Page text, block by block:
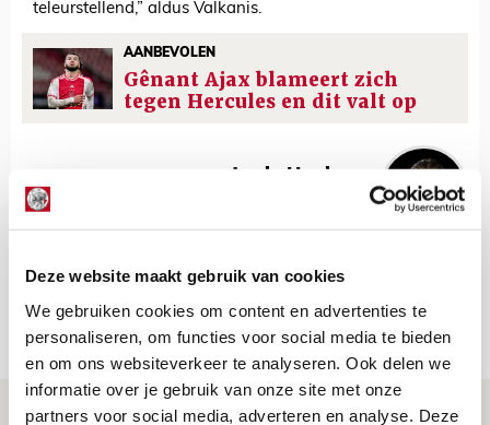
Deze website maakt gebruik van cookies
We gebruiken cookies om content en advertenties te
personaliseren, om functies voor social media te bieden
en om ons websiteverkeer te analyseren. Ook delen we
informatie over je gebruik van onze site met onze
partners voor social media, adverteren en analyse. Deze
teleurstellend,” aldus Valkanis.
AANBEVOLEN
Gênant Ajax blameert zich
tegen Hercules en dit valt op
Jordy Haak
Net binnen //
Ter Stegen over uitdagingen en